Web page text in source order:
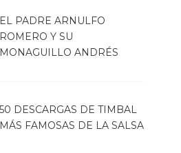
EL PADRE ARNULFO
ROMERO Y SU
MONAGUILLO ANDRÉS
50 DESCARGAS DE TIMBAL
MÁS FAMOSAS DE LA SALSA